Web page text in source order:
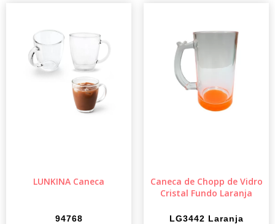
LUNKINA Caneca
94768
Caneca de Chopp de Vidro
Cristal Fundo Laranja
LG3442 Laranja